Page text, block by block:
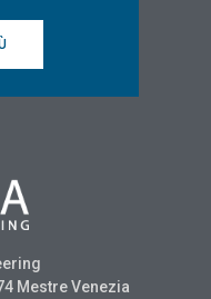
Mestre Venezia